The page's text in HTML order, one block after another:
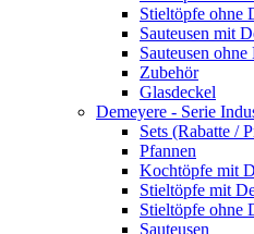
Stieltöpfe ohne
Sauteusen mit
Sauteusen ohne
Zubehör
Glasdeckel
Demeyere - Serie
Sets (Rabatte /
Pfannen
Kochtöpfe mit
Stieltöpfe mit
Stieltöpfe ohne
Sauteusen